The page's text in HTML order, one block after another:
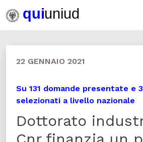
22 GENNAIO 2021
Su 131 domande presentate e
selezionati a livello nazionale
Dottorato